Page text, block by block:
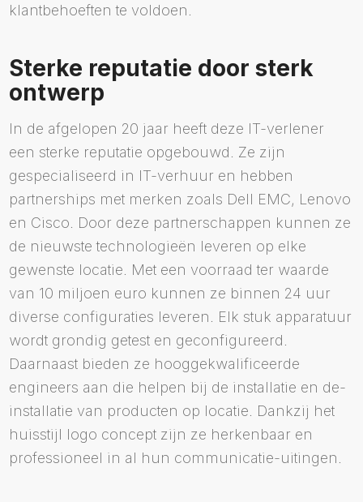
klantbehoeften te voldoen.
Sterke reputatie door sterk
ontwerp
In de afgelopen 20 jaar heeft deze IT-verlener
een sterke reputatie opgebouwd. Ze zijn
gespecialiseerd in IT-verhuur en hebben
partnerships met merken zoals Dell EMC, Lenovo
en Cisco. Door deze partnerschappen kunnen ze
de nieuwste technologieën leveren op elke
gewenste locatie. Met een voorraad ter waarde
van 10 miljoen euro kunnen ze binnen 24 uur
diverse configuraties leveren. Elk stuk apparatuur
wordt grondig getest en geconfigureerd.
Daarnaast bieden ze hooggekwalificeerde
engineers aan die helpen bij de installatie en de-
installatie van producten op locatie. Dankzij het
huisstijl logo concept zijn ze herkenbaar en
professioneel in al hun communicatie-uitingen.